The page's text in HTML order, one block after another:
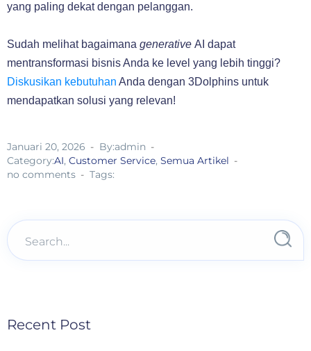
yang paling dekat dengan pelanggan.
Sudah melihat bagaimana generative AI dapat
mentransformasi bisnis Anda ke level yang lebih tinggi?
Diskusikan kebutuhan Anda dengan 3Dolphins untuk
mendapatkan solusi yang relevan!
Januari 20, 2026
By:admin
Category:AI, Customer Service, Semua Artikel
no comments
Tags:
Recent Post